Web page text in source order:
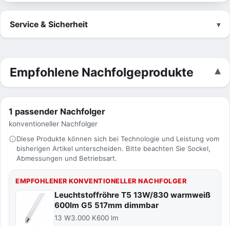
Service & Sicherheit
Empfohlene Nachfolgeprodukte
1 passender Nachfolger
konventioneller Nachfolger
Diese Produkte können sich bei Technologie und Leistung vom
bisherigen Artikel unterscheiden. Bitte beachten Sie Sockel,
Abmessungen und Betriebsart.
EMPFOHLENER KONVENTIONELLER NACHFOLGER
Leuchtstoffröhre T5 13W/830 warmweiß
600lm G5 517mm dimmbar
13 W3.000 K600 lm